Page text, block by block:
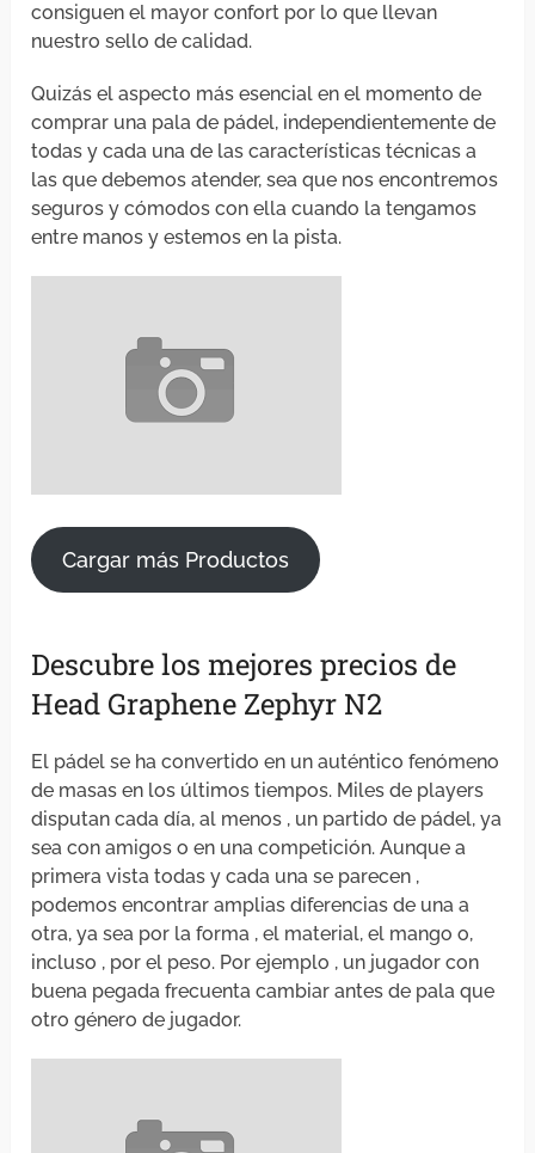
consiguen el mayor confort por lo que llevan
nuestro sello de calidad.
Quizás el aspecto más esencial en el momento de
comprar una pala de pádel, independientemente de
todas y cada una de las características técnicas a
las que debemos atender, sea que nos encontremos
seguros y cómodos con ella cuando la tengamos
entre manos y estemos en la pista.
Cargar más Productos
Descubre los mejores precios de
Head Graphene Zephyr N2
El pádel se ha convertido en un auténtico fenómeno
de masas en los últimos tiempos. Miles de players
disputan cada día, al menos , un partido de pádel, ya
sea con amigos o en una competición. Aunque a
primera vista todas y cada una se parecen ,
podemos encontrar amplias diferencias de una a
otra, ya sea por la forma , el material, el mango o,
incluso , por el peso. Por ejemplo , un jugador con
buena pegada frecuenta cambiar antes de pala que
otro género de jugador.